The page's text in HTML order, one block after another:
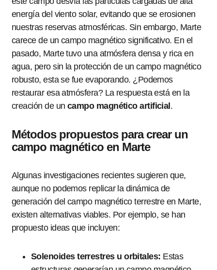
energía del viento solar, evitando que se erosionen
nuestras reservas atmosféricas. Sin embargo, Marte
carece de un campo magnético significativo. En el
pasado, Marte tuvo una atmósfera densa y rica en
agua, pero sin la protección de un campo magnético
robusto, esta se fue evaporando. ¿Podemos
restaurar esa atmósfera? La respuesta está en la
creación de un campo magnético artificial .
Métodos propuestos para crear un
campo magnético en Marte
Algunas investigaciones recientes sugieren que,
aunque no podemos replicar la dinámica de
generación del campo magnético terrestre en Marte,
existen alternativas viables. Por ejemplo, se han
propuesto ideas que incluyen:
Solenoides terrestres u orbitales: Estas